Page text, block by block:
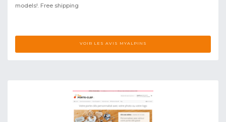
models!. Free shipping
VOIR LES AVIS MYALPINS